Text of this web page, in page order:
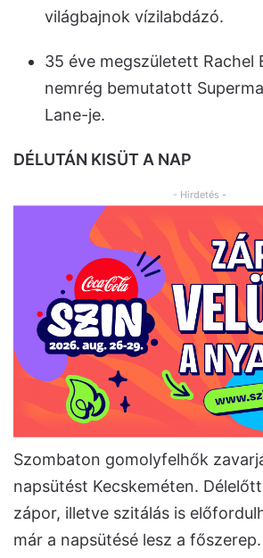
világbajnok vízilabdázó.
35 éve megszületett Rachel
nemrég bemutatott
Lane-je.
DÉLUTÁN KISÜT A NAP
- Hirdetés -
Szombaton gomolyfelhők
napsütést Kecskeméten.
zápor, illetve szitálás is
már a napsütésé lesz a